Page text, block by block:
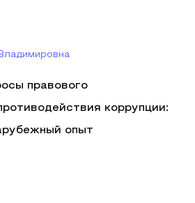
правового
коррупции:
опыт